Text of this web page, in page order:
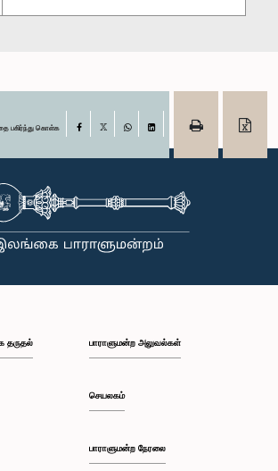
பகிர்ந்து கொள்க Facebook
தருதல் பாராளுமன்ற அலுவல்கள்
செயலகம்
பாராளுமன்ற நேரலை